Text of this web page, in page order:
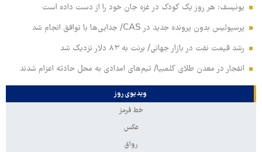
یونیسف: هر روز یک کودک در غزه جان خود را از دست داده است
پرسپولیس بدون پرونده جدید در CAS/ جدایی‌ها با توافق انجام شد
رشد قیمت نفت در بازار جهانی/ برنت به ۸۳ دلار نزدیک شد
انفجار در معدن طلای کلمبیا/ تیم‌های امدادی به محل حادثه اعزام شدند
ویدیوی روز
خط قرمز
عکس
رواق